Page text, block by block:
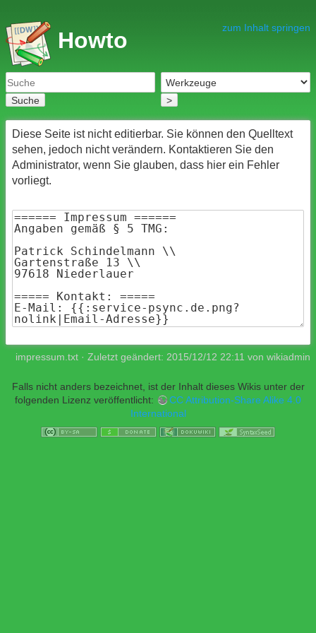
zum Inhalt springen
Howto
Suche >
Diese Seite ist nicht editierbar. Sie können den Quelltext
sehen, jedoch nicht verändern. Kontaktieren Sie den
Administrator, wenn Sie glauben, dass hier ein Fehler
vorliegt.
impressum.txt · Zuletzt geändert: 2015/12/12 22:11 von wikiadmin
Falls nicht anders bezeichnet, ist der Inhalt dieses Wikis unter der
folgenden Lizenz veröffentlicht:
CC Attribution-Share Alike 4.0
International